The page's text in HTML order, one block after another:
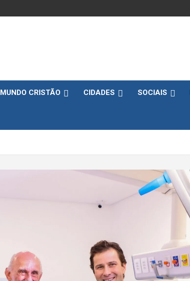
MUNDO CRISTÃO CIDADES SOCIAIS